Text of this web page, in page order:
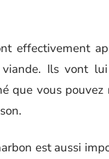
effectivement
Ils vont
que vous pouvez
est aussi